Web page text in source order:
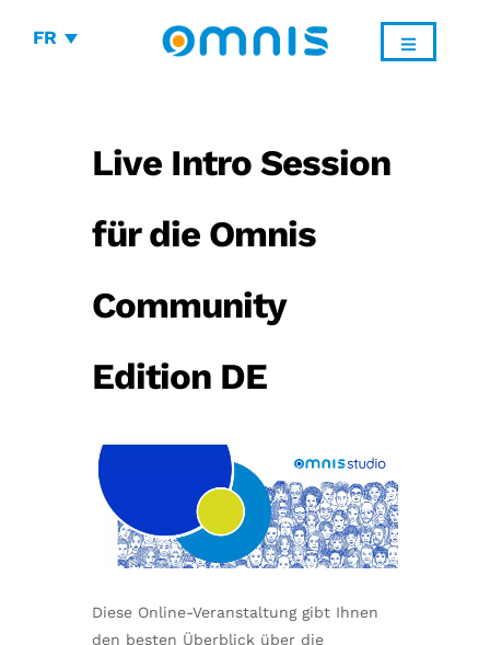
FR
Live Intro Session
für die Omnis
Community
Edition DE
Diese Online-Veranstaltung gibt Ihnen
den besten Überblick über die